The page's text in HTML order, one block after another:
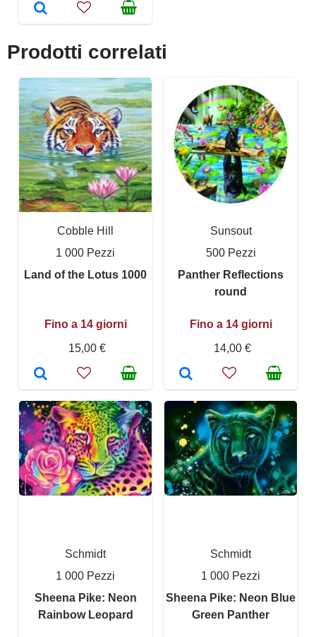
Prodotti correlati
Cobble Hill
1 000 Pezzi
Land of the Lotus 1000
Fino a 14 giorni
15,00 €
Sunsout
500 Pezzi
Panther Reflections
round
Fino a 14 giorni
14,00 €
Schmidt
1 000 Pezzi
Sheena Pike: Neon
Rainbow Leopard
Schmidt
1 000 Pezzi
Sheena Pike: Neon Blue
Green Panther